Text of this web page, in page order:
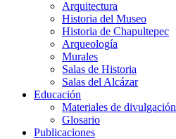
Arquitectura
Historia del Museo
Historia de Chapultepec
Arqueología
Murales
Salas de Historia
Salas del Alcázar
Educación
Materiales de divulgación
Glosario
Publicaciones